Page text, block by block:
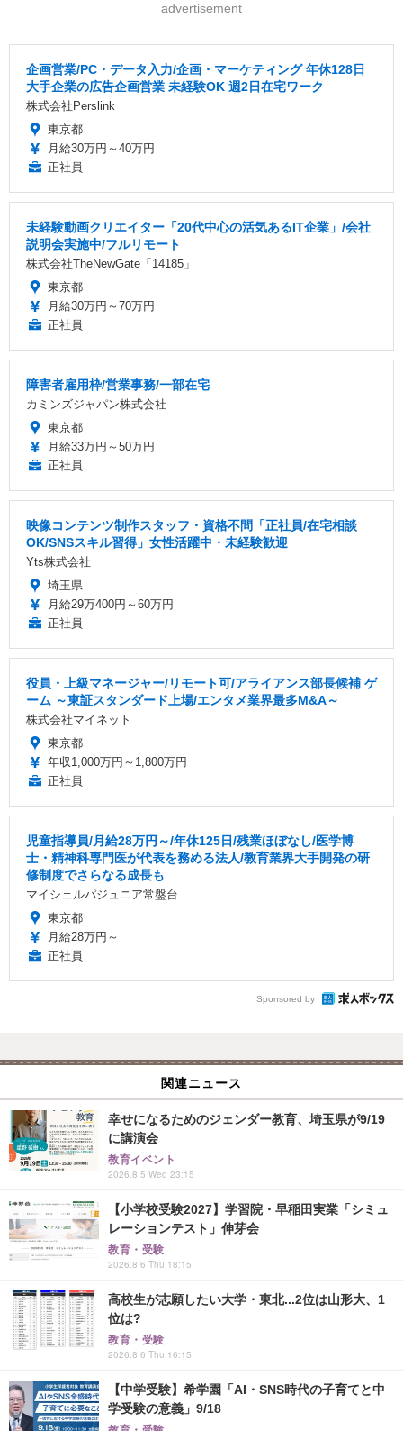
advertisement
企画営業/PC・データ入力/企画・マーケティング 年休128日
大手企業の広告企画営業 未経験OK 週2日在宅ワーク
株式会社Perslink
東京都
月給30万円～40万円
正社員
未経験動画クリエイター「20代中心の活気あるIT企業」/会社
説明会実施中/フルリモート
株式会社TheNewGate「14185」
東京都
月給30万円～70万円
正社員
障害者雇用枠/営業事務/一部在宅
カミンズジャパン株式会社
東京都
月給33万円～50万円
正社員
映像コンテンツ制作スタッフ・資格不問「正社員/在宅相談
OK/SNSスキル習得」女性活躍中・未経験歓迎
Yts株式会社
埼玉県
月給29万400円～60万円
正社員
役員・上級マネージャー/リモート可/アライアンス部長候補 ゲ
ーム ～東証スタンダード上場/エンタメ業界最多M&A～
株式会社マイネット
東京都
年収1,000万円～1,800万円
正社員
児童指導員/月給28万円～/年休125日/残業ほぼなし/医学博
士・精神科専門医が代表を務める法人/教育業界大手開発の研
修制度でさらなる成長も
マイシェルパジュニア常盤台
東京都
月給28万円～
正社員
Sponsored by
関連ニュース
幸せになるためのジェンダー教育、埼玉県が9/19
に講演会
教育イベント
2026.8.5 Wed 23:15
【小学校受験2027】学習院・早稲田実業「シミュ
レーションテスト」伸芽会
教育・受験
2026.8.6 Thu 18:15
高校生が志願したい大学・東北...2位は山形大、1
位は?
教育・受験
2026.8.6 Thu 16:15
【中学受験】希学園「AI・SNS時代の子育てと中
学受験の意義」9/18